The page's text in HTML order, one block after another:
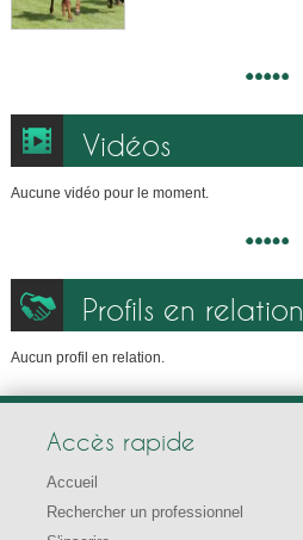
Vidéos
Aucune vidéo pour le moment.
Profils en relation
Aucun profil en relation.
Accès rapide
Accueil
Rechercher un professionnel